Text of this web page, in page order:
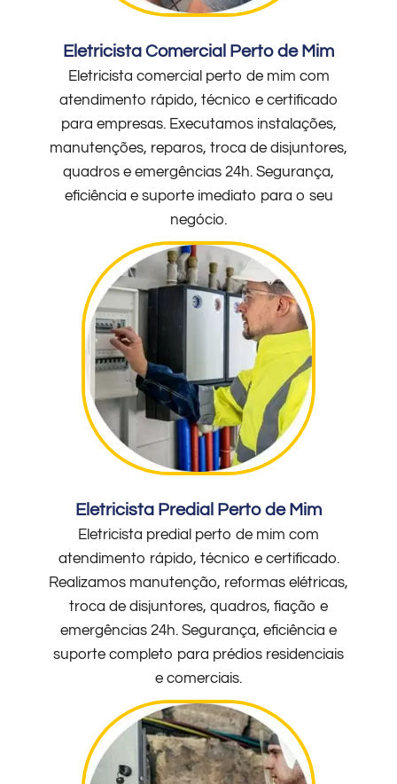
Eletricista Comercial Perto de Mim
Eletricista comercial perto de mim com
atendimento rápido, técnico e certificado
para empresas. Executamos instalações,
manutenções, reparos, troca de disjuntores,
quadros e emergências 24h. Segurança,
eficiência e suporte imediato para o seu
negócio.
Eletricista Predial Perto de Mim
Eletricista predial perto de mim com
atendimento rápido, técnico e certificado.
Realizamos manutenção, reformas elétricas,
troca de disjuntores, quadros, fiação e
emergências 24h. Segurança, eficiência e
suporte completo para prédios residenciais
e comerciais.